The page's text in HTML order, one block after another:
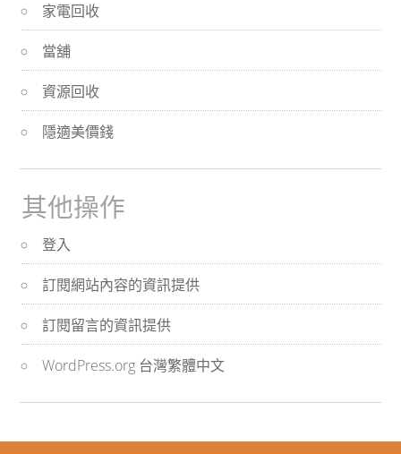
家電回收
當舖
資源回收
隱適美價錢
其他操作
登入
訂閱網站內容的資訊提供
訂閱留言的資訊提供
WordPress.org 台灣繁體中文